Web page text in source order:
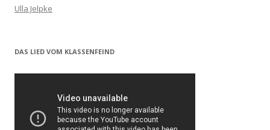
Ulla Jelpke
DAS LIED VOM KLASSENFEIND